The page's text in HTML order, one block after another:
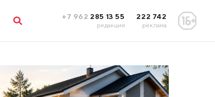
+7 962 285 13 55
редакция
222 742
реклама